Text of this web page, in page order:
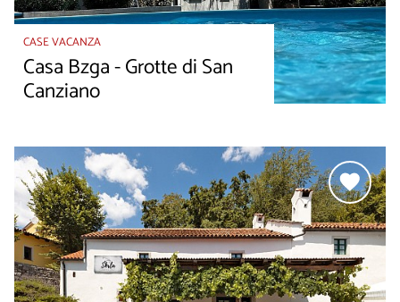
CASE VACANZA
Casa Bzga - Grotte di San
Canziano